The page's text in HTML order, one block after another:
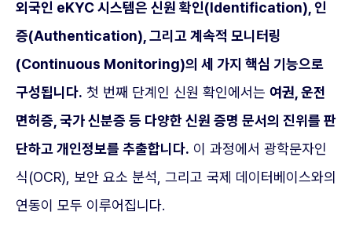
외국인 eKYC 시스템은 신원 확인(Identification), 인
증(Authentication), 그리고 계속적 모니터링
(Continuous Monitoring)의 세 가지 핵심 기능으로
구성됩니다. 첫 번째 단계인 신원 확인에서는 여권, 운전
면허증, 국가 신분증 등 다양한 신원 증명 문서의 진위를 판
단하고 개인정보를 추출합니다. 이 과정에서 광학문자인
식(OCR), 보안 요소 분석, 그리고 국제 데이터베이스와의
연동이 모두 이루어집니다.